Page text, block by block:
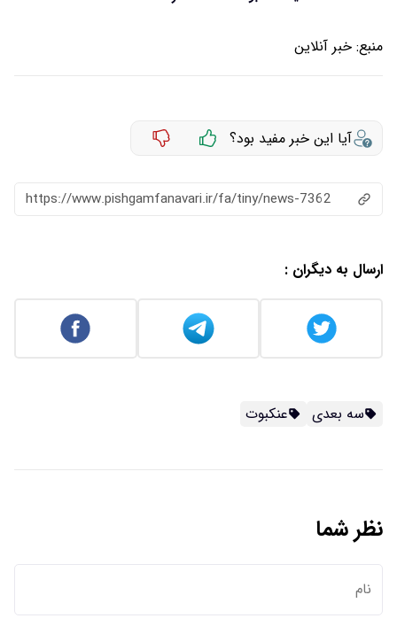
منبع: خبر آنلاین
آیا این خبر مفید بود؟
https://www.pishgamfanavari.ir/fa/tiny/news-7362
ارسال به دیگران :
سه بعدی عنکبوت
نظر شما